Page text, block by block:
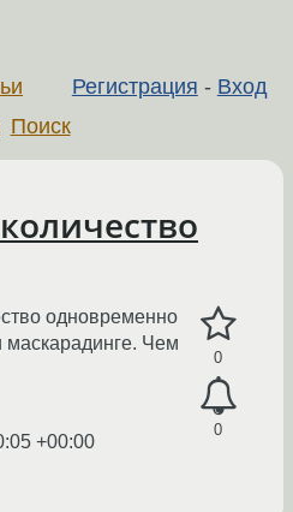
Регистрация - Вход
Поиск
0
0
одновременно
маскарадинге. Чем
+00:00